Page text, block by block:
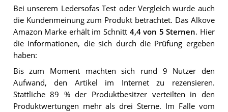
Bei unserem LedersofasTest oder Vergleich wurde auch
die Kundenmeinung zum Produkt betrachtet. Das Alkove
Amazon Marke erhält im Schnitt 4,4von 5 Sternen. Hier
die Informationen, die sich durch die Prüfung ergeben
haben:
Bis zum Moment machten sich rund 9 Nutzer den
Aufwand, den Artikel im Internet zu rezensieren.
Stattliche 89 % der Produktbesitzer verteilten in den
Produktwertungen mehr als drei Sterne. Im Falle vom